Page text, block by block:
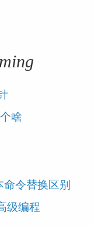
啥
令替换区别
级编程